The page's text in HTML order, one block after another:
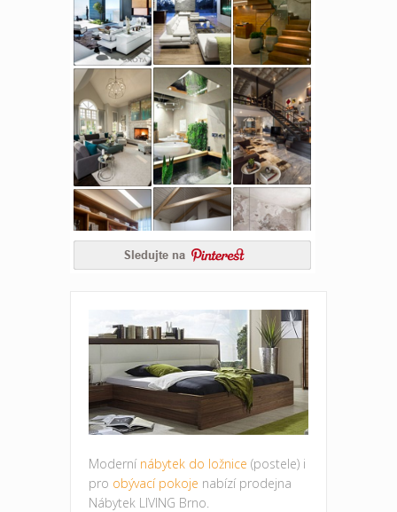
Moderní nábytek do ložnice (postele) i
pro obývací pokoje nabízí prodejna
Nábytek LIVING Brno.